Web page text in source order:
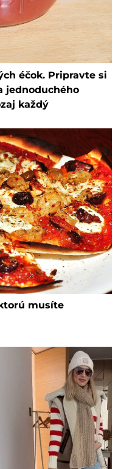
éčok. Pripravte si
jednoduchého
každý
musíte